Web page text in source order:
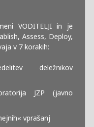
VODITELJI in je
Assess, Deploy,
v 7 korakih:
deležnikov
JZP (javno
vprašanj